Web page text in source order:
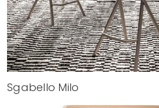
Sgabello Milo